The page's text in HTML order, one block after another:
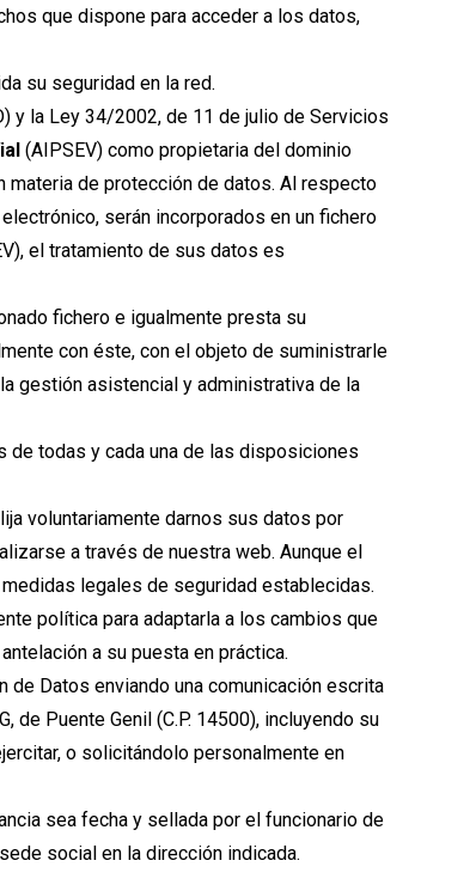
que dispone para acceder a los datos,
su seguridad en la red.
y la Ley 34/2002, de 11 de julio de Servicios
(AIPSEV) como propietaria del dominio
de protección de datos. Al respecto
serán incorporados en un fichero
el tratamiento de sus datos es
fichero e igualmente presta su
con éste, con el objeto de suministrarle
gestión asistencial y administrativa de la
de todas y cada una de las disposiciones
voluntariamente darnos sus datos por
a través de nuestra web. Aunque el
legales de seguridad establecidas.
política para adaptarla a los cambios que
a su puesta en práctica.
Datos enviando una comunicación escrita
de Puente Genil (C.P. 14500), incluyendo su
o solicitándolo personalmente en
sea fecha y sellada por el funcionario de
social en la dirección indicada.